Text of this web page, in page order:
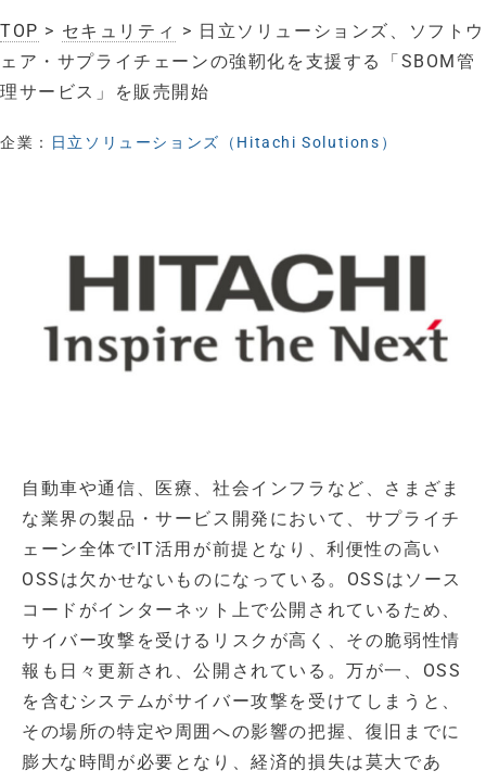
TOP > セキュリティ > 日立ソリューションズ、ソフトウ
ェア・サプライチェーンの強靭化を支援する「SBOM管
理サービス」を販売開始
企業： 日立ソリューションズ（Hitachi Solutions）
自動車や通信、医療、社会インフラなど、さまざま
な業界の製品・サービス開発において、サプライチ
ェーン全体でIT活用が前提となり、利便性の高い
OSSは欠かせないものになっている。OSSはソース
コードがインターネット上で公開されているため、
サイバー攻撃を受けるリスクが高く、その脆弱性情
報も日々更新され、公開されている。万が一、OSS
を含むシステムがサイバー攻撃を受けてしまうと、
その場所の特定や周囲への影響の把握、復旧までに
膨大な時間が必要となり、経済的損失は莫大であ